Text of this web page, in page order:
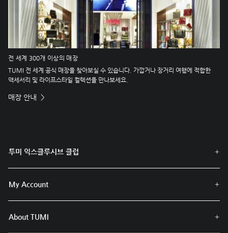
전 세계 300개 이상의 매장
TUMI 전 세계 공식 매장을 찾아보실 수 있습니다. 가깝거나 장거리 여행에 적합한
액세서리 및 라이프스타일 컬렉션을 만나보세요.
매장 안내
투미 익스클루시브 클럽
My Account
About TUMI